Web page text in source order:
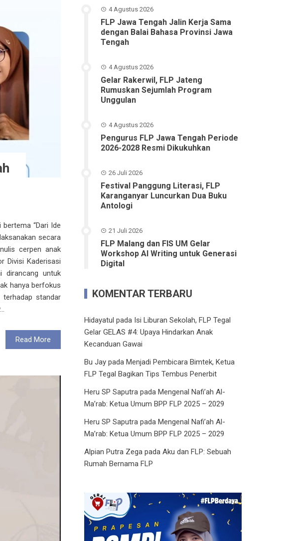
“Dari Ide
secara
cerpen anak
Divisi Kaderisasi
dirancang untuk
hanya berfokus
terhadap standar
Read More
4 Agustus 2026
FLP Jawa Tengah Jalin Kerja Sama
dengan Balai Bahasa Provinsi Jawa
Tengah
4 Agustus 2026
Gelar Rakerwil, FLP Jateng
Rumuskan Sejumlah Program
Unggulan
4 Agustus 2026
Pengurus FLP Jawa Tengah Periode
2026-2028 Resmi Dikukuhkan
26 Juli 2026
Festival Panggung Literasi, FLP
Karanganyar Luncurkan Dua Buku
Antologi
21 Juli 2026
FLP Malang dan FIS UM Gelar
Workshop AI Writing untuk Generasi
Digital
KOMENTAR TERBARU
Hidayatul pada Isi Liburan Sekolah, FLP Tegal
Gelar GELAS #4: Upaya Hindarkan Anak
Kecanduan Gawai
Bu Jay padaMenjadi Pembicara Bimtek, Ketua
FLP Tegal Bagikan Tips Tembus Penerbit
Heru SP Saputra padaMengenal Nafi’ah Al-
Ma’rab: Ketua Umum BPP FLP 2025 – 2029
Heru SP Saputra padaMengenal Nafi’ah Al-
Ma’rab: Ketua Umum BPP FLP 2025 – 2029
Alpian Putra Zega padaAku dan FLP: Sebuah
Rumah Bernama FLP